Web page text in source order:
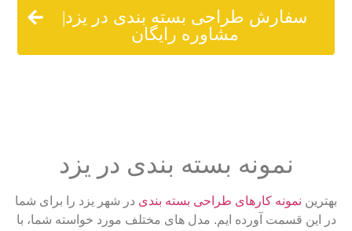
سفارش طراحی بسته بندی در یزد|
مشاوره رایگان
نمونه بسته بندی در یزد
بهترین نمونه کارهای طراحی بسته بندی در شهر یزد را برای شما
در این قسمت آورده ایم. مدل های مختلف مورد خواسته شما، با